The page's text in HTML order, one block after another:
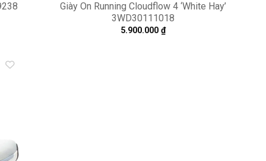
Giày On Running Cloudflow 4 ‘White Hay’
3WD30111018
5.900.000₫